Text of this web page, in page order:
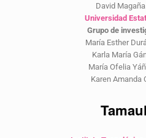
David
Universidad
Grupo de
María Esther
Karla María
María Ofelia
Karen Amanda